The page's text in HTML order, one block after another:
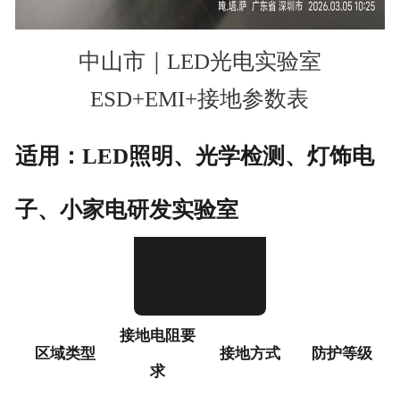
中山市｜LED光电实验室
ESD+EMI+接地参数表
适用：LED照明、光学检测、灯饰电
子、小家电研发实验室
区域类型
接地电阻要
求
接地方式 防护等级